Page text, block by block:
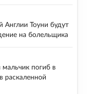
Англии Тоуни будут
на болельщика
погиб в
раскаленной